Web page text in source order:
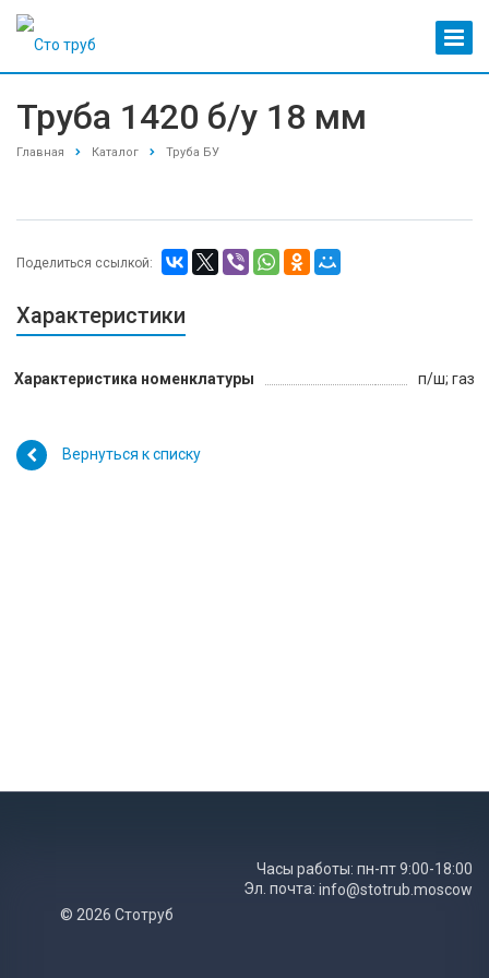
Труба 1420 б/у 18 мм
Главная Каталог Труба БУ
Поделиться ссылкой:
Характеристики
Характеристика номенклатуры п/ш; газ
Вернуться к списку
Часы работы: пн-пт 9:00-18:00
Эл. почта: info@stotrub.moscow
© 2026 Стотруб